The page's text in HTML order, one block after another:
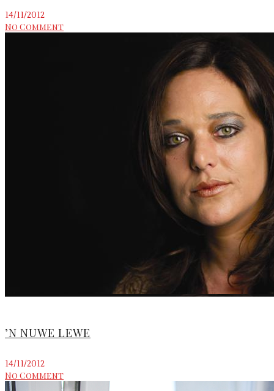
14/11/2012
No Comment
’N NUWE LEWE
14/11/2012
No Comment